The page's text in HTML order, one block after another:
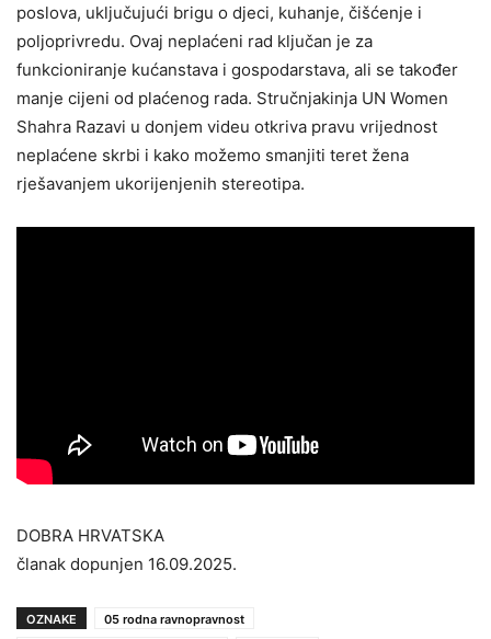
poslova, uključujući brigu o djeci, kuhanje, čišćenje i
poljoprivredu. Ovaj neplaćeni rad ključan je za
funkcioniranje kućanstava i gospodarstava, ali se također
manje cijeni od plaćenog rada. Stručnjakinja UN Women
Shahra Razavi u donjem videu otkriva pravu vrijednost
neplaćene skrbi i kako možemo smanjiti teret žena
rješavanjem ukorijenjenih stereotipa.
DOBRA HRVATSKA
članak dopunjen 16.09.2025.
OZNAKE
05 rodna ravnopravnost